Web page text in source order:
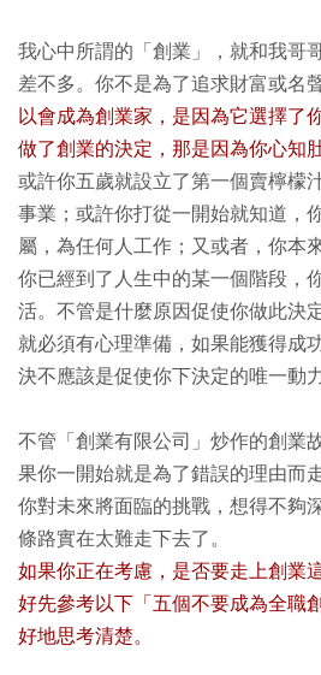
我心中所謂的「創業」，就和我哥
差不多。你不是為了追求財富或名
以會成為創業家，是因為它選擇了
做了創業的決定，那是因為你心知
或許你五歲就設立了第一個賣檸檬
事業；或許你打從一開始就知道，
屬，為任何人工作；又或者，你本
你已經到了人生中的某一個階段，
活。不管是什麼原因促使你做此決
就必須有心理準備，如果能獲得成
決不應該是促使你下決定的唯一動力
不管「創業有限公司」炒作的創業
果你一開始就是為了錯誤的理由而
你對未來將面臨的挑戰，想得不夠
條路實在太難走下去了。
如果你正在考慮，是否要走上創業
好先參考以下「五個不要成為全職
好地思考清楚。